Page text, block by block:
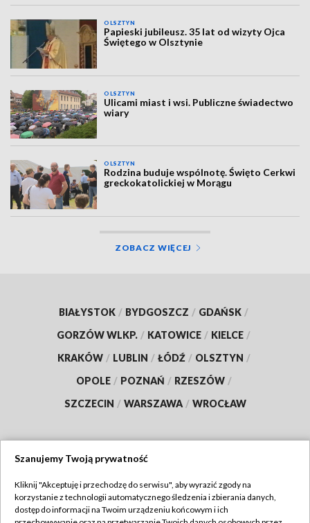
OLSZTYN
Papieski jubileusz. 35 lat od wizyty Ojca
Świętego w Olsztynie
OLSZTYN
Ulicami miast i wsi. Publiczne świadectwo
wiary
OLSZTYN
Rodzina buduje wspólnotę. Święto Cerkwi
greckokatolickiej w Morągu
ZOBACZ WIĘCEJ
BIAŁYSTOK / BYDGOSZCZ / GDAŃSK /
GORZÓW WLKP. / KATOWICE / KIELCE /
KRAKÓW / LUBLIN / ŁÓDŹ / OLSZTYN /
OPOLE / POZNAŃ / RZESZÓW /
SZCZECIN / WARSZAWA / WROCŁAW
TVP
Szanujemy Twoją prywatność
Kliknij "Akceptuję i przechodzę do serwisu", aby wyrazić zgody na
korzystanie z technologii automatycznego śledzenia i zbierania danych,
dostęp do informacji na Twoim urządzeniu końcowym i ich